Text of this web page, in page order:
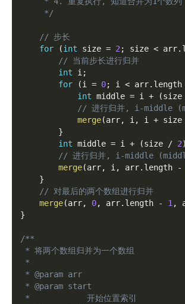
     */
// 步长
for
(int size = 2 ; size < arr.
// 当前步长进行归并
int i ;
for
(i = 0; i < arr. length
int middle = i + (size
// 进行归并, i-middle
merge(arr, i , i + size
}
int middle = i + (size / 2)
// 进行归并, i-middle
merge(arr, i , arr. length -
}
// 对最后的两个数组进行归并
merge(arr, 0, arr. length - 1 ,
}
/**
* 将两个数组归并为一个数组
*
* @param arr
* @param start
*            开始位置索引